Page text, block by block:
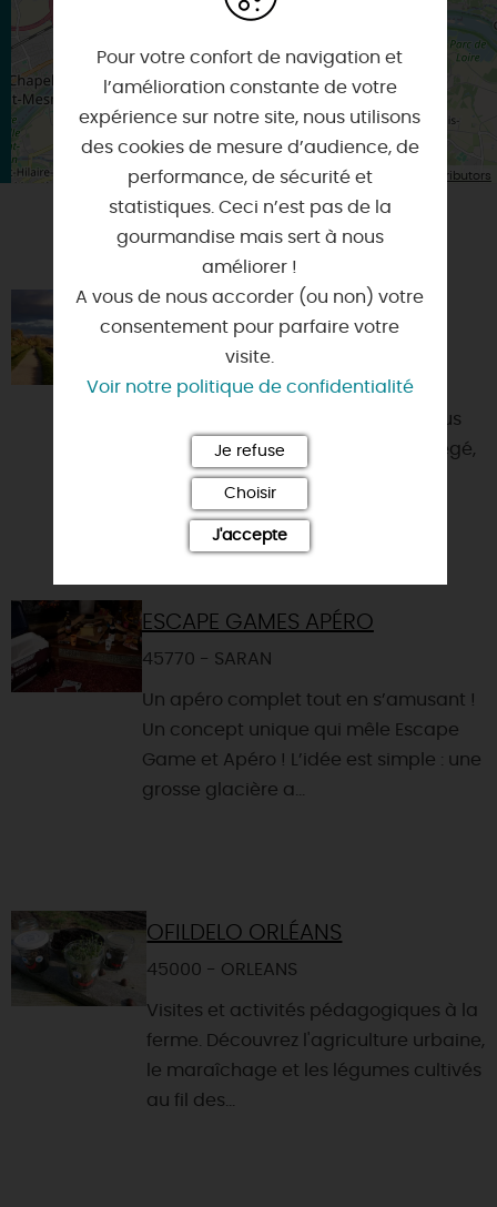
Leaflet | Map data ©OpenStreetMap contributors
ENTRE LOIRE ET CANAL
45800 - COMBLEUX
Vous aimez la Loire, le canoé, les
balades à vélo ou à pied, nous vous
accueillons, au sein d'un site protégé,
dans ce studio in...
ESCAPE GAMES APÉRO
45770 - SARAN
Un apéro complet tout en s’amusant !
Un concept unique qui mêle Escape
Game et Apéro ! L’idée est simple : une
grosse glacière a...
OFILDELO ORLÉANS
45000 - ORLEANS
Visites et activités pédagogiques à la
ferme. Découvrez l'agriculture urbaine,
le maraîchage et les légumes cultivés
au fil des...
Pour votre confort de navigation et
l’amélioration constante de votre
expérience sur notre site, nous utilisons
des cookies de mesure d’audience, de
performance, de sécurité et
statistiques. Ceci n’est pas de la
gourmandise mais sert à nous
améliorer !
A vous de nous accorder (ou non) votre
consentement pour parfaire votre
visite.
Voir notre politique de confidentialité
Je refuse
Choisir
J'accepte